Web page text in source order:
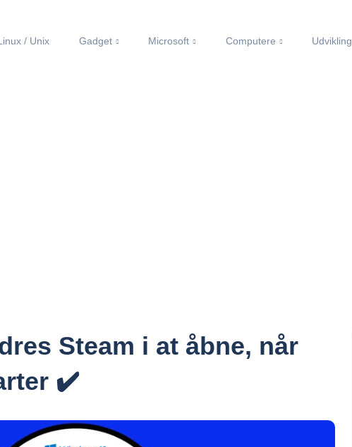
/ Unix Gadget Microsoft Computere Udvikling
Steam i at åbne, når
✔️